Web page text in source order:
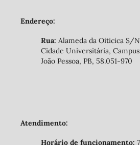
Endereço:
Rua: Alameda da Oiticica S/N
Cidade Universitária,
João Pessoa, PB, 58.051-970
Atendimento:
Horário de funcionamento: